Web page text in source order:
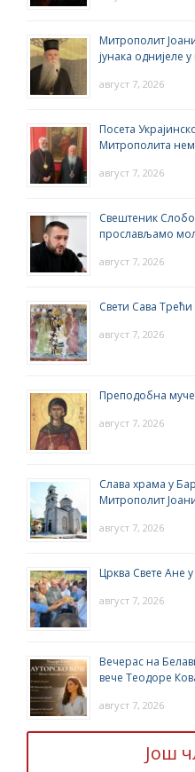
Митрополит
јунака однијеле
август 7, 2026
Посета
Митрополита
август 7, 2026
Свештеник
прослављамо
август 7, 2026
Свети Сава
август 7, 2026
Преподобна
август 7, 2026
Слава храма у
Митрополит
август 7, 2026
Црква Свете Ане
август 7, 2026
Вечерас на
вече Теодоре
август 7, 2026
Још